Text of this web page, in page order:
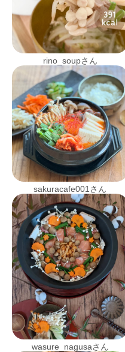
rino_soupさん
sakuracafe001さん
wasure_nagusaさん